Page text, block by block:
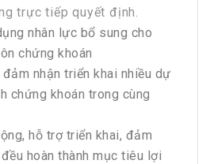
trực tiếp quyết định.
nhân lực bổ sung cho
chứng khoán
nhận triển khai nhiều dự
chứng khoán trong cùng
hỗ trợ triển khai, đảm
hoàn thành mục tiêu lợi